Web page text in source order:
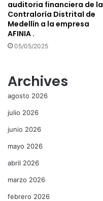
auditoria financiera de la
Contraloría Distrital de
Medellín a la empresa
AFINIA .
05/05/2025
Archives
agosto 2026
julio 2026
junio 2026
mayo 2026
abril 2026
marzo 2026
febrero 2026